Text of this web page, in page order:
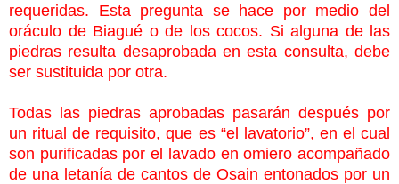
requeridas. Esta pregunta se hace por medio del
oráculo de Biagué o de los cocos. Si alguna de las
piedras resulta desaprobada en esta consulta, debe
ser sustituida por otra.
Todas las piedras aprobadas pasarán después por
un ritual de requisito, que es “el lavatorio”, en el cual
son purificadas por el lavado en omiero acompañado
de una letanía de cantos de Osain entonados por un